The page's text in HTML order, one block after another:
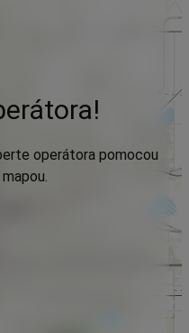
operátora pomocou